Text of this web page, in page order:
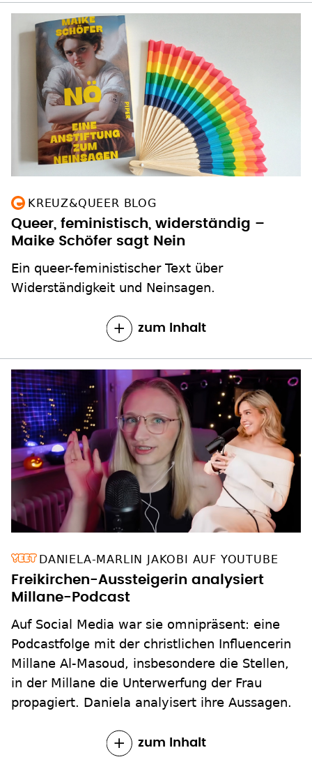
KREUZ&QUEER BLOG
Queer, feministisch, widerständig –
Maike Schöfer sagt Nein
Ein queer-feministischer Text über
Widerständigkeit und Neinsagen.
zum Inhalt
DANIELA-MARLIN JAKOBI AUF YOUTUBE
Freikirchen-Aussteigerin analysiert
Millane-Podcast
Auf Social Media war sie omnipräsent: eine
Podcastfolge mit der christlichen Influencerin
Millane Al-Masoud, insbesondere die Stellen,
in der Millane die Unterwerfung der Frau
propagiert. Daniela analyisert ihre Aussagen.
zum Inhalt